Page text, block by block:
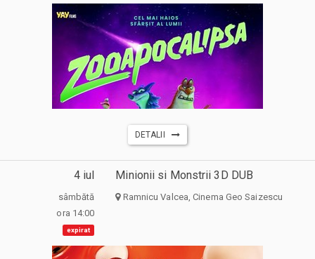
DETALII
4 iul
sâmbătă
ora 14:00
expirat
Minionii si Monstrii 3D DUB
Ramnicu Valcea, Cinema Geo Saizescu